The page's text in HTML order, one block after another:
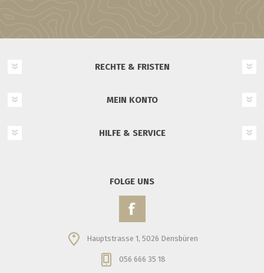
RECHTE & FRISTEN
MEIN KONTO
HILFE & SERVICE
FOLGE UNS
Hauptstrasse 1, 5026 Densbüren
056 666 35 18